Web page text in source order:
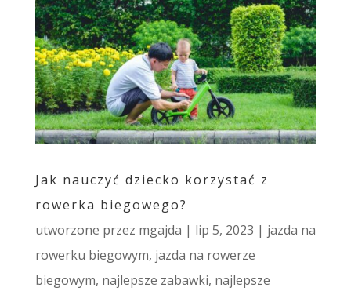
Jak nauczyć dziecko korzystać z
rowerka biegowego?
utworzone przez mgajda | lip 5, 2023 | jazda na
rowerku biegowym, jazda na rowerze
biegowym, najlepsze zabawki, najlepsze